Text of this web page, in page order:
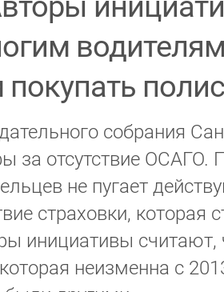
полис
собрания
за отсутствие ОСАГО.
не пугает
страховки, которая
инициативы
неизменна с